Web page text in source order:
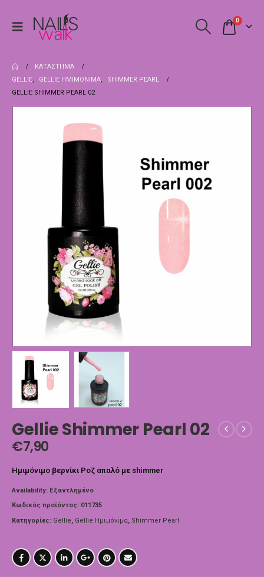
0
ΚΑΤΆΣΤΗΜΑ
GELLIE, GELLIE ΗΜΙΜΌΝΙΜΑ,
SHIMMER PEARL
GELLIE SHIMMER PEARL 02
Gellie Shimmer Pearl 02
€7,90
Ημιμόνιμο βερνίκι Ροζ απαλό με shimmer
Availability: Εξαντλημένο
Κωδικός προϊόντος: 011735
Κατηγορίες: Gellie, Gellie Ημιμόνιμα, Shimmer Pearl